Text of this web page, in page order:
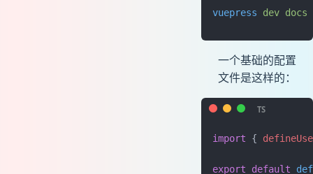
vuepress dev docs
一个基础的配置
文件是这样的：
import {
export default